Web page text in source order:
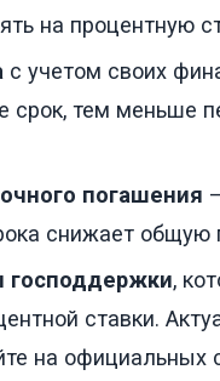
на процентную
с учетом своих
срок, тем меньше
погашения
снижает общую
господдержки,
ставки.
на официальных